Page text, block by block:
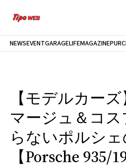
Home
最新モデル試乗
GarageLife
雑誌
メルマガ登録
ログイン
新規会員登録
NEWSEVENTGARAGELIFEMAGAZINE
【モデルカー
マージュ＆コ
らないポルシ
【Porsche 935/19